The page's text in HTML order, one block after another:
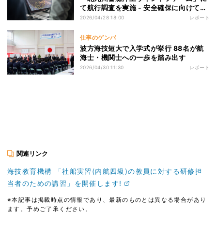
て航行調査を実施 - 安全確保に向けてレ
ーダー偽像や視認性を確認
2026/04/28 18:00 レポート
仕事のゲンバ
波方海技短大で入学式が挙行 88名が航
海士・機関士への一歩を踏み出す
2026/04/30 11:30 レポート
関連リンク
海技教育機構 「社船実習(内航四級)の教員に対する研修担
当者のための講習」を開催します!
※本記事は掲載時点の情報であり、最新のものとは異なる場合があり
ます。予めご了承ください。